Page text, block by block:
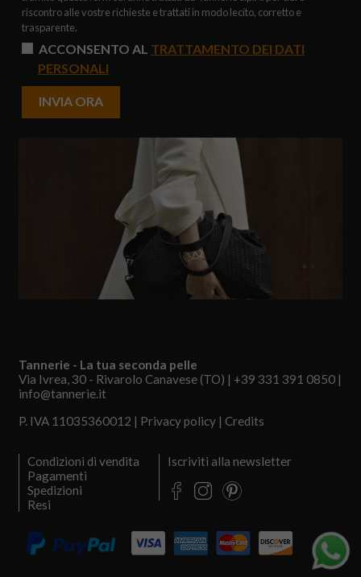
riscontro alle vostre richieste e trattati in modo lecito, corretto e
trasparente.
ACCONSENTO AL TRATTAMENTO DEI DATI
PERSONALI
INVIA ORA
Tannerie - La tua seconda pelle
Via Ivrea, 30 - Rivarolo Canavese (TO) | +39 331 391 0850 |
info@tannerie.it
P. IVA 11035360012 | Privacy policy | Credits
Condizioni di vendita
Pagamenti
Spedizioni
Resi
Iscriviti alla newsletter
FacebookInstagramPinterest